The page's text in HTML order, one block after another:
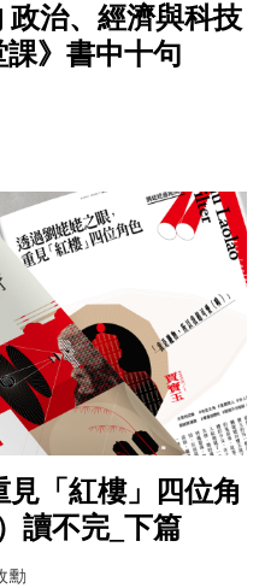
政治、經濟與科技
》書中十句
「紅樓」四位角
讀不完_下篇
勳